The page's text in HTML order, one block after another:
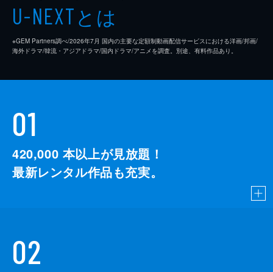
U-NEXTとは
※GEM Partners調べ/2026年7⽉ 国内の主要な定額制動画配信サービスにおける洋画/邦画/
海外ドラマ/韓流・アジアドラマ/国内ドラマ/アニメを調査。別途、有料作品あり。
01
420,000 本以上が見放題！
最新レンタル作品も充実。
02